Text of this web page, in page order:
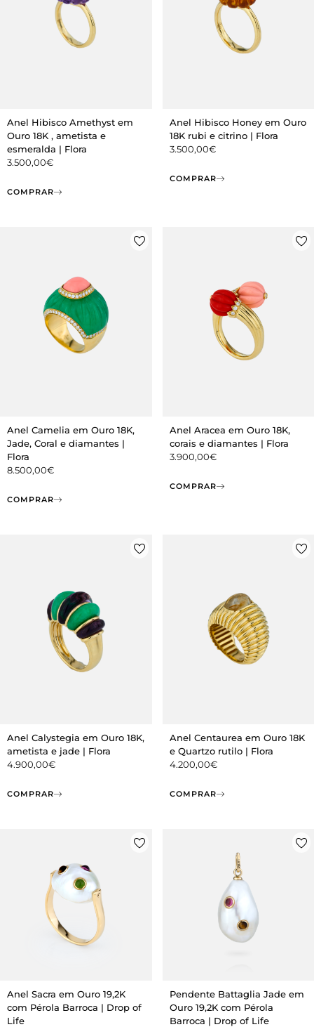
Anel Hibisco Amethyst em
Ouro 18K , ametista e
esmeralda | Flora
3.500,00€
COMPRAR
Anel Hibisco Honey em Ouro
18K rubi e citrino | Flora
3.500,00€
COMPRAR
Anel Camelia em Ouro 18K,
Jade, Coral e diamantes |
Flora
8.500,00€
COMPRAR
Anel Aracea em Ouro 18K,
corais e diamantes | Flora
3.900,00€
COMPRAR
Anel Calystegia em Ouro 18K,
ametista e jade | Flora
4.900,00€
COMPRAR
Anel Centaurea em Ouro 18K
e Quartzo rutilo | Flora
4.200,00€
COMPRAR
Anel Sacra em Ouro 19,2K
com Pérola Barroca | Drop of
Life
Pendente Battaglia Jade em
Ouro 19,2K com Pérola
Barroca | Drop of Life